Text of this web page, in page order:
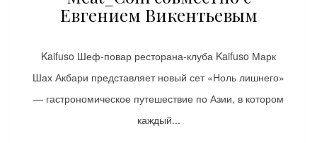
Евгением Викентьевым
Kaifuso Шеф-повар ресторана-клуба Kaifuso Марк
Шах Акбари представляет новый сет «Ноль лишнего»
— гастрономическое путешествие по Азии, в котором
каждый...